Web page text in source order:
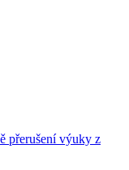
přerušení výuky z